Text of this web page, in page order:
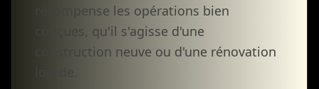
récompense les opérations bien
conçues, qu'il s'agisse d'une
construction neuve ou d'une rénovation